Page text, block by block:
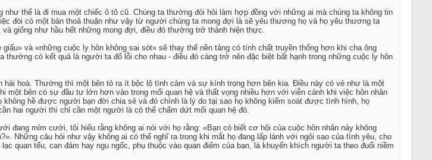
thể là đi mua một chiếc ô tô cũ. Chúng ta thường đòi hỏi làm hợp đồng với những ai mà chúng ta không tin
đòi có một bản thoả thuận như vậy từ người chúng ta mong đợi là sẽ yêu thương họ và họ yêu thương ta
giống như hầu hết những mong đợi, điều đó thường trở thành hiện thực.
và «những cuộc ly hôn không sai sót» sẽ thay thế nền tảng có tính chất truyền thống hơn khi cha ông
có kết quả là người ta đổ lỗi cho nhau - điều đó càng trở nên đặc biệt bất hạnh trong những cuộc ly hôn
hoà. Thường thì một bên tỏ ra ít bộc lộ tình cảm và sự kính trọng hơn bên kia. Điều này có vẻ như là một
một bên có sự đầu tư lớn hơn vào trong mối quan hệ và thất vọng nhiều hơn với viễn cảnh khi việc hôn nhân
hề được người bạn đời chia sẻ và đó chính là lý do tại sao họ không kiểm soát được tình hình, họ
hai người thì chỉ cần một người là có thể chấm dứt mối quan hệ đó.
đang mỉm cười, tôi hiểu rằng không ai nói với họ rằng: «Bạn có biết cơ hội của cuộc hôn nhân này không
Những câu hỏi như vậy không ai có thể nghĩ ra trong khi mắt họ đang lấp lánh với ngôi sao của tình yêu, cho
quan tếu, can đảm hay ngu ngốc, phụ thuộc vào quan điểm của bạn, là khuyến khích người ta theo đuổi niềm